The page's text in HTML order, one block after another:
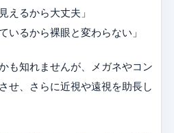
えるから大丈夫」
いるから裸眼と変わらない」
も知れませんが、メガネやコン
せ、さらに近視や遠視を助長し